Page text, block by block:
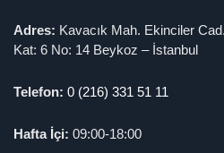
Adres: Kavacık Mah. Ekinciler
Kat: 6 No: 14 Beykoz – İstanbul
Telefon: 0 (216) 331 51 11
Hafta İçi: 09:00-18:00